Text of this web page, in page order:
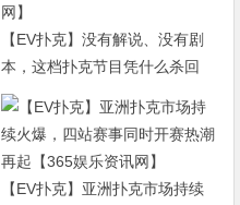
【EV扑克】没有解说、没有剧
本，这档扑克节目凭什么杀回
CBS黄金档？【365娱乐资讯
【EV扑克】亚洲扑克市场持续